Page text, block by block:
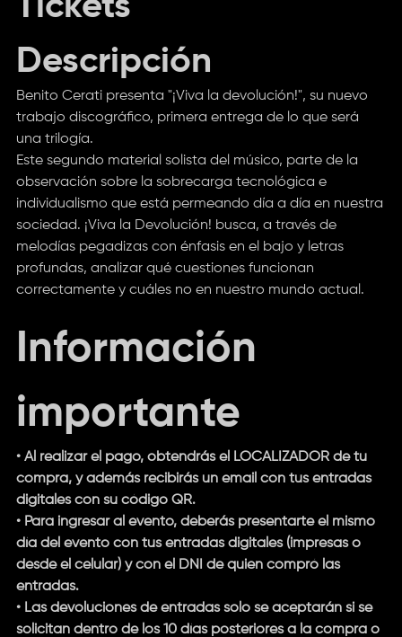
Descripción
Benito Cerati presenta "¡Viva la devolución!", su nuevo
trabajo discográfico, primera entrega de lo que será
una trilogía.
Este segundo material solista del músico, parte de la
observación sobre la sobrecarga tecnológica e
individualismo que está permeando día a día en nuestra
sociedad. ¡Viva la Devolución! busca, a través de
melodías pegadizas con énfasis en el bajo y letras
profundas, analizar qué cuestiones funcionan
correctamente y cuáles no en nuestro mundo actual.
Información
importante
• Al realizar el pago, obtendrás el LOCALIZADOR de tu
compra, y además recibirás un email con tus entradas
digitales con su código QR.
• Para ingresar al evento, deberás presentarte el mismo
día del evento con tusentradas digitales (impresas o
desde el celular) y con el DNI de quien compró las
entradas.
• Las devoluciones de entradas solo se aceptarán si se
solicitan dentro de los 10 días posteriores a la compra o